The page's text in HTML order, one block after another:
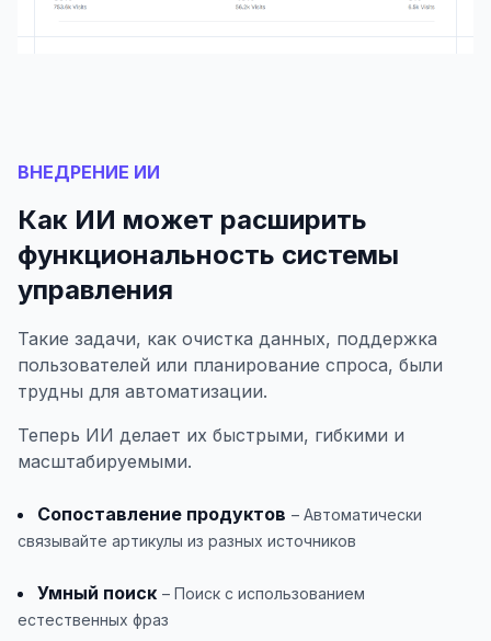
ВНЕДРЕНИЕ ИИ
Как ИИ может расширить
функциональность системы
управления
Такие задачи, как очистка данных, поддержка
пользователей или планирование спроса, были
трудны для автоматизации.
Теперь ИИ делает их быстрыми, гибкими и
масштабируемыми.
Сопоставление продуктов – Автоматически
связывайте артикулы из разных источников
Умный поиск – Поиск с использованием
естественных фраз